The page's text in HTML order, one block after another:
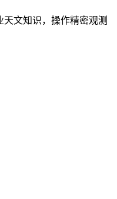
文知识，操作精密观测